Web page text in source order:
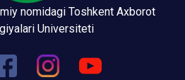
nomidagi Toshkent Axborot
Universiteti